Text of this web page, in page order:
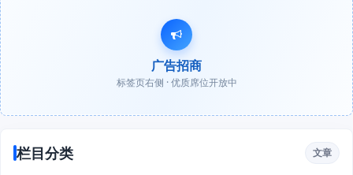
广告招商
标签页右侧 · 优质席位开放中
栏目分类 文章